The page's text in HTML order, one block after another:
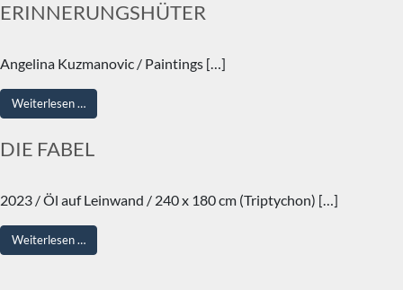
ERINNERUNGSHÜTER
Angelina Kuzmanovic / Paintings […]
Weiterlesen …
DIE FABEL
2023 / Öl auf Leinwand / 240 x 180 cm (Triptychon) […]
Weiterlesen …